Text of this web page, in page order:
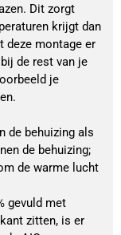
Dit zorgt
krijgt dan
deze montage er
de rest van je
je
de behuizing als
de behuizing;
de warme lucht
gevuld met
zitten, is er